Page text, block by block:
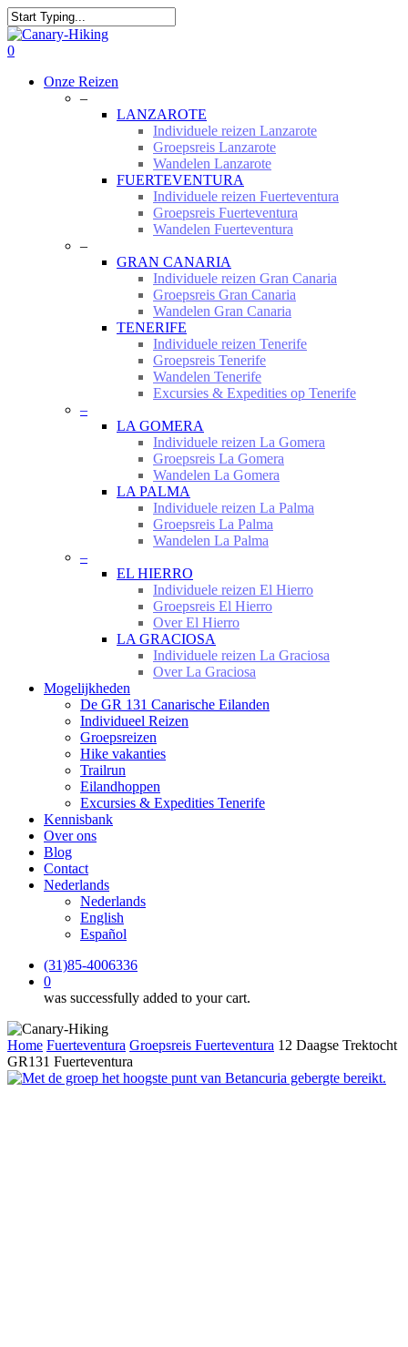
Skip
to
main
Close
Search
0
Onze Reizen
–
LANZAROTE
Individuele reizen Lanzarote
Groepsreis Lanzarote
Wandelen Lanzarote
FUERTEVENTURA
Individuele reizen Fuerteventura
Groepsreis Fuerteventura
Wandelen Fuerteventura
–
GRAN CANARIA
Individuele reizen Gran Canaria
Groepsreis Gran Canaria
Wandelen Gran Canaria
TENERIFE
Individuele reizen Tenerife
Groepsreis Tenerife
Wandelen Tenerife
Excursies & Expedities op Tenerife
–
LA GOMERA
Individuele reizen La Gomera
Groepsreis La Gomera
Wandelen La Gomera
LA PALMA
Individuele reizen La Palma
Groepsreis La Palma
Wandelen La Palma
–
EL HIERRO
Individuele reizen El Hierro
Groepsreis El Hierro
Over El Hierro
LA GRACIOSA
Individuele reizen La Graciosa
Over La Graciosa
Mogelijkheden
De GR 131 Canarische Eilanden
Individueel Reizen
Groepsreizen
Hike vakanties
Trailrun
Eilandhoppen
Excursies & Expedities Tenerife
Kennisbank
Over ons
Blog
Contact
Nederlands
Nederlands
English
Español
(31)85-4006336
0
was successfully added to your cart.
Home Fuerteventura Groepsreis Fuerteventura 12 Daagse Trektocht
GR131 Fuerteventura